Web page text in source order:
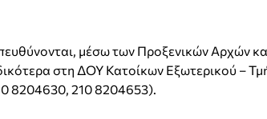
μέσω των Προξενικών Αρχών
στη ΔΟΥ Κατοίκων Εξωτερικού –
8204630, 210 8204653).